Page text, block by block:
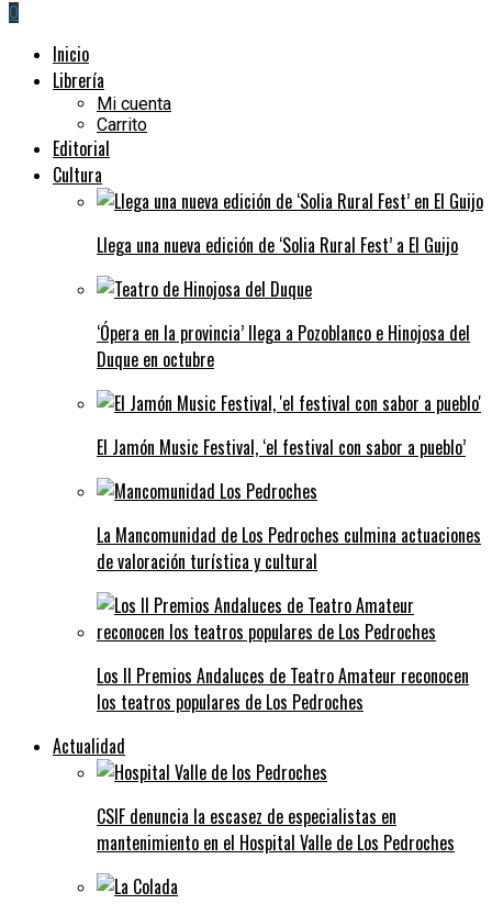
0
Inicio
Librería
Mi cuenta
Carrito
Editorial
Cultura
Llega una nueva edición de ‘Solia Rural Fest’ a El Guijo
‘Ópera en la provincia’ llega a Pozoblanco e Hinojosa del
Duque en octubre
El Jamón Music Festival, ‘el festival con sabor a pueblo’
La Mancomunidad de Los Pedroches culmina actuaciones
de valoración turística y cultural
Los II Premios Andaluces de Teatro Amateur reconocen
los teatros populares de Los Pedroches
Actualidad
CSIF denuncia la escasez de especialistas en
mantenimiento en el Hospital Valle de Los Pedroches